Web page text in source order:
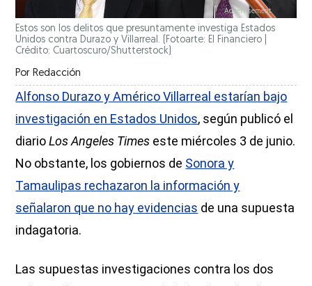
Estos son los delitos que presuntamente investiga Estados
Unidos contra Durazo y Villarreal. (Fotoarte: El Financiero |
Crédito: Cuartoscuro/Shutterstock)
Por Redacción
Alfonso Durazo y Américo Villarreal estarían bajo
investigación en Estados Unidos, según publicó el
diarioLos Angeles Times este miércoles 3 de junio.
No obstante, los gobiernos de Sonora y
Tamaulipas rechazaron la información y
señalaron que no hay evidencias de una supuesta
indagatoria.
Las supuestas investigaciones contra los dos